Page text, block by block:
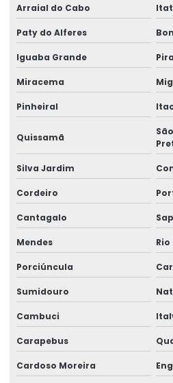
Lacre void personalizado
Lacres void
Selo de garantia casca de ovo
Selo de garantia personalizado
Selo holográfico autenticidade
Selo holográfico void
Selos holográficos personalizados
Selos holográficos de segurança
Vinil adesivo destrutível
Vinil destrutível
Arraial do Cabo
Paty do Alferes
Iguaba Grande
Miracema
Pinheiral
Quissamã
Silva Jardim
Cordeiro
Cantagalo
Mendes
Porciúncula
Sumidouro
Cambuci
Carapebus
Cardoso Moreira